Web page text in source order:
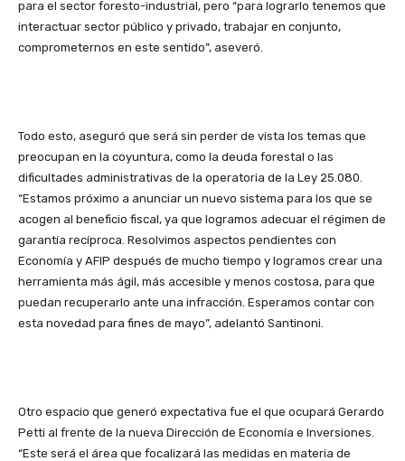
para el sector foresto-industrial, pero “para lograrlo tenemos que
interactuar sector público y privado, trabajar en conjunto,
comprometernos en este sentido”, aseveró.
Todo esto, aseguró que será sin perder de vista los temas que
preocupan en la coyuntura, como la deuda forestal o las
dificultades administrativas de la operatoria de la Ley 25.080.
“Estamos próximo a anunciar un nuevo sistema para los que se
acogen al beneficio fiscal, ya que logramos adecuar el régimen de
garantía recíproca. Resolvimos aspectos pendientes con
Economía y AFIP después de mucho tiempo y logramos crear una
herramienta más ágil, más accesible y menos costosa, para que
puedan recuperarlo ante una infracción. Esperamos contar con
esta novedad para fines de mayo”, adelantó Santinoni.
Otro espacio que generó expectativa fue el que ocupará Gerardo
Petti al frente de la nueva Dirección de Economía e Inversiones.
“Este será el área que focalizará las medidas en materia de